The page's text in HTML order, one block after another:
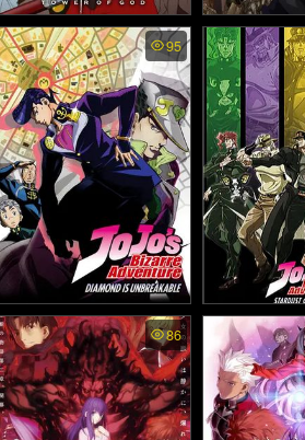
Tower Of God พากย์ไทย -
หอคอยเทพพระเจ้า (2020)
Clevatess
Akago to
uusha พากย์
ส อสูรจอม
95
JoJo's Bizarre Adventure
Diamond Is Unbreakable -
โจโจ้ ล่าข้ามศตวรรษ เพชร
แท้ไม่มีวันสลาย ภาค3 (201
6)
JoJo's
Stardust
ไทย - โจโจ้
นักรบประกา
86